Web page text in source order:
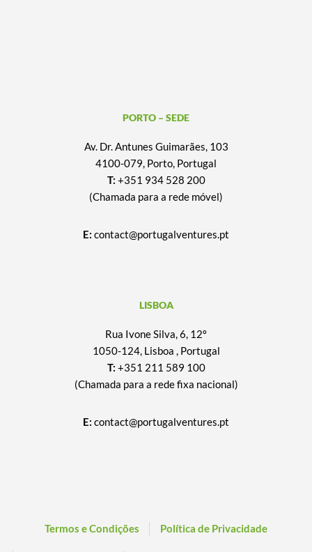
PORTO – SEDE
Av. Dr. Antunes Guimarães, 103
4100-079, Porto, Portugal
T: +351 934 528 200
(Chamada para a rede móvel)
E: contact@portugalventures.pt
LISBOA
Rua Ivone Silva, 6, 12º
1050-124, Lisboa , Portugal
T: +351 211 589 100
(Chamada para a rede fixa nacional)
E: contact@portugalventures.pt
Termos e Condições Política de Privacidade